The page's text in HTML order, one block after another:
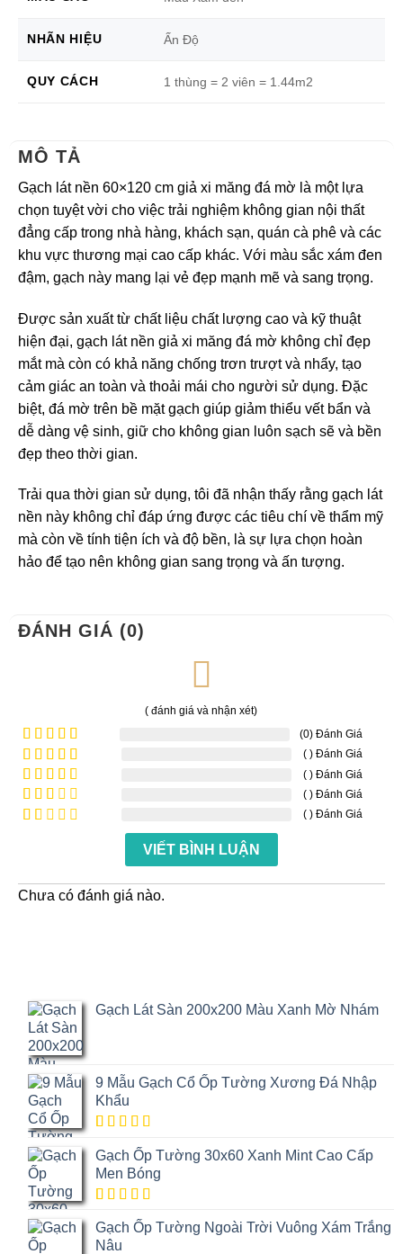
NHÃN HIỆU Ấn Độ
QUY CÁCH 1 thùng = 2 viên = 1.44m2
MÔ TẢ
Gạch lát nền 60×120 cm giả xi măng đá mờ là một lựa
chọn tuyệt vời cho việc trải nghiệm không gian nội thất
đẳng cấp trong nhà hàng, khách sạn, quán cà phê và các
khu vực thương mại cao cấp khác. Với màu sắc xám đen
đậm, gạch này mang lại vẻ đẹp mạnh mẽ và sang trọng.
Được sản xuất từ chất liệu chất lượng cao và kỹ thuật
hiện đại, gạch lát nền giả xi măng đá mờ không chỉ đẹp
mắt mà còn có khả năng chống trơn trượt và nhẩy, tạo
cảm giác an toàn và thoải mái cho người sử dụng. Đặc
biệt, đá mờ trên bề mặt gạch giúp giảm thiểu vết bẩn và
dễ dàng vệ sinh, giữ cho không gian luôn sạch sẽ và bền
đẹp theo thời gian.
Trải qua thời gian sử dụng, tôi đã nhận thấy rằng gạch lát
nền này không chỉ đáp ứng được các tiêu chí về thẩm mỹ
mà còn về tính tiện ích và độ bền, là sự lựa chọn hoàn
hảo để tạo nên không gian sang trọng và ấn tượng.
ĐÁNH GIÁ (0)
( đánh giá và nhận xét)
Được xếp
hạng 5
sao
(0) Đánh Giá
Được
xếp
5 sao
( ) Đánh Giá
Được
xếp
hạng
( ) Đánh Giá
Được
( ) Đánh Giá
5
( ) Đánh Giá
VIẾT BÌNH LUẬN
Chưa có đánh giá nào.
Gạch Lát Sàn 200x200 Màu Xanh Mờ Nhám
9 Mẫu Gạch Cổ Ốp Tường Xương Đá Nhập
Khẩu
trên
5 dựa trên
đánh giá
Gạch Ốp Tường 30x60 Xanh Mint Cao Cấp
Men Bóng
trên
5 dựa trên
đánh giá
Gạch Ốp Tường Ngoài Trời Vuông Xám Trắng
Nâu